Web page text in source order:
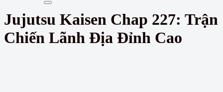
Jujutsu Kaisen Chap 227: Trận
Chiến Lãnh Địa Đỉnh Cao